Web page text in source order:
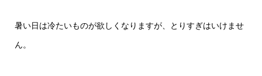
暑い日は冷たいものが欲しくなりますが、とりすぎはいけませ
ん。